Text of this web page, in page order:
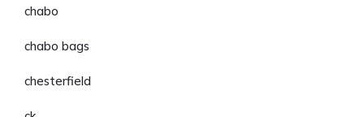
chabo
chabo bags
chesterfield